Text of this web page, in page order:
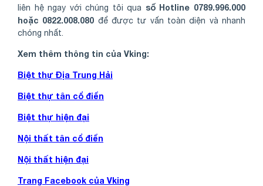
liên hệ ngay với chúng tôi qua số Hotline 0789.996.000
hoặc 0822.008.080 để được tư vấn toàn diện và nhanh
chóng nhất.
Xem thêm thông tin của Vking:
Biệt thự Địa Trung Hải
Biệt thự tân cổ điển
Biệt thự hiện đại
Nội thất tân cổ điển
Nội thất hiện đại
Trang Facebook của Vking